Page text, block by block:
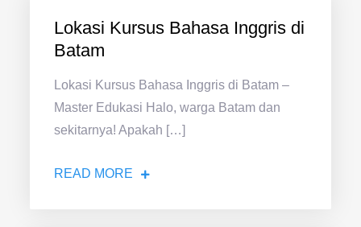
Lokasi Kursus Bahasa Inggris di
Batam
Lokasi Kursus Bahasa Inggris di Batam –
Master Edukasi Halo, warga Batam dan
sekitarnya! Apakah […]
READ MORE